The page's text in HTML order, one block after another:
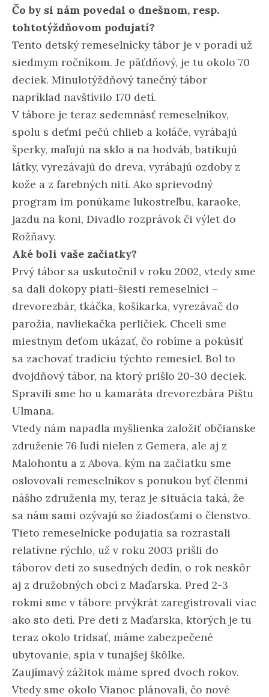
Čo by si nám povedal o dnešnom, resp.
tohtotýždňovom podujatí?
Tento detský remeselnícky tábor je v poradí už
siedmym ročníkom. Je päťdňový, je tu okolo 70
deciek. Minulotýždňový tanečný tábor
napríklad navštívilo 170 detí.
V tábore je teraz sedemnásť remeselníkov,
spolu s deťmi pečú chlieb a koláče, vyrábajú
šperky, maľujú na sklo a na hodváb, batikujú
látky, vyrezávajú do dreva, vyrábajú ozdoby z
kože a z farebných nití. Ako sprievodný
program im ponúkame lukostreľbu, karaoke,
jazdu na koni, Divadlo rozprávok či výlet do
Rožňavy.
Aké boli vaše začiatky?
Prvý tábor sa uskutočnil v roku 2002, vtedy sme
sa dali dokopy piati-šiesti remeselníci –
drevorezbár, tkáčka, košíkarka, vyrezávač do
parožia, navliekačka perličiek. Chceli sme
miestnym deťom ukázať, čo robíme a pokúsiť
sa zachovať tradíciu týchto remesiel. Bol to
dvojdňový tábor, na ktorý prišlo 20-30 deciek.
Spravili sme ho u kamaráta drevorezbára Pištu
Ulmana.
Vtedy nám napadla myšlienka založiť občianske
združenie 76 ľudí nielen z Gemera, ale aj z
Malohontu a z Abova. kým na začiatku sme
oslovovali remeselníkov s ponukou byť členmi
nášho združenia my, teraz je situácia taká, že
sa nám sami ozývajú so žiadosťami o členstvo.
Tieto remeselnícke podujatia sa rozrastali
relatívne rýchlo, už v roku 2003 prišli do
táborov deti zo susedných dedín, o rok neskôr
aj z družobných obcí z Maďarska. Pred 2-3
rokmi sme v tábore prvýkrát zaregistrovali viac
ako sto detí. Pre deti z Maďarska, ktorých je tu
teraz okolo tridsať, máme zabezpečené
ubytovanie, spia v tunajšej škôlke.
Zaujímavý zážitok máme spred dvoch rokov.
Vtedy sme okolo Vianoc plánovali, čo nové